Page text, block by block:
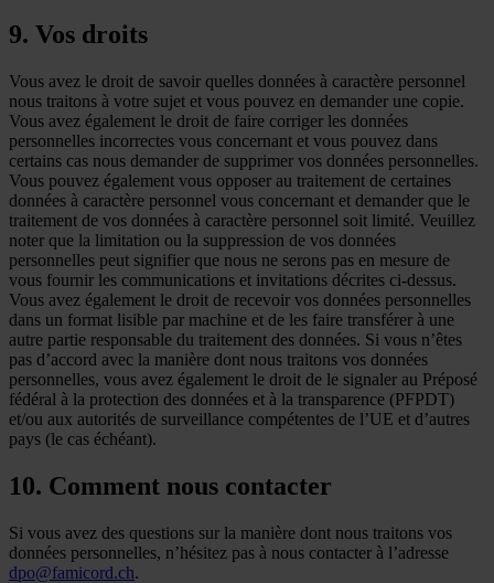
9. Vos droits
Vous avez le droit de savoir quelles données à caractère personnel
nous traitons à votre sujet et vous pouvez en demander une copie.
Vous avez également le droit de faire corriger les données
personnelles incorrectes vous concernant et vous pouvez dans
certains cas nous demander de supprimer vos données personnelles.
Vous pouvez également vous opposer au traitement de certaines
données à caractère personnel vous concernant et demander que le
traitement de vos données à caractère personnel soit limité. Veuillez
noter que la limitation ou la suppression de vos données
personnelles peut signifier que nous ne serons pas en mesure de
vous fournir les communications et invitations décrites ci-dessus.
Vous avez également le droit de recevoir vos données personnelles
dans un format lisible par machine et de les faire transférer à une
autre partie responsable du traitement des données. Si vous n’êtes
pas d’accord avec la manière dont nous traitons vos données
personnelles, vous avez également le droit de le signaler au Préposé
fédéral à la protection des données et à la transparence (PFPDT)
et/ou aux autorités de surveillance compétentes de l’UE et d’autres
pays (le cas échéant).
10. Comment nous contacter
Si vous avez des questions sur la manière dont nous traitons vos
données personnelles, n’hésitez pas à nous contacter à l’adresse
dpo@famicord.ch.